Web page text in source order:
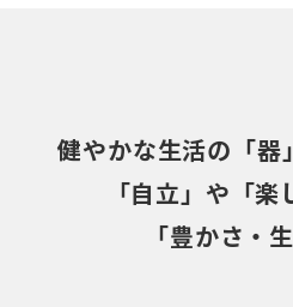
健やかな生活の「器
「自立」や「
「豊かさ・